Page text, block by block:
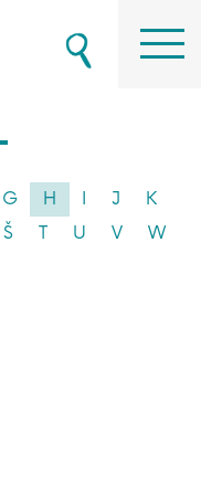
G H I J
K
Š T U V
W